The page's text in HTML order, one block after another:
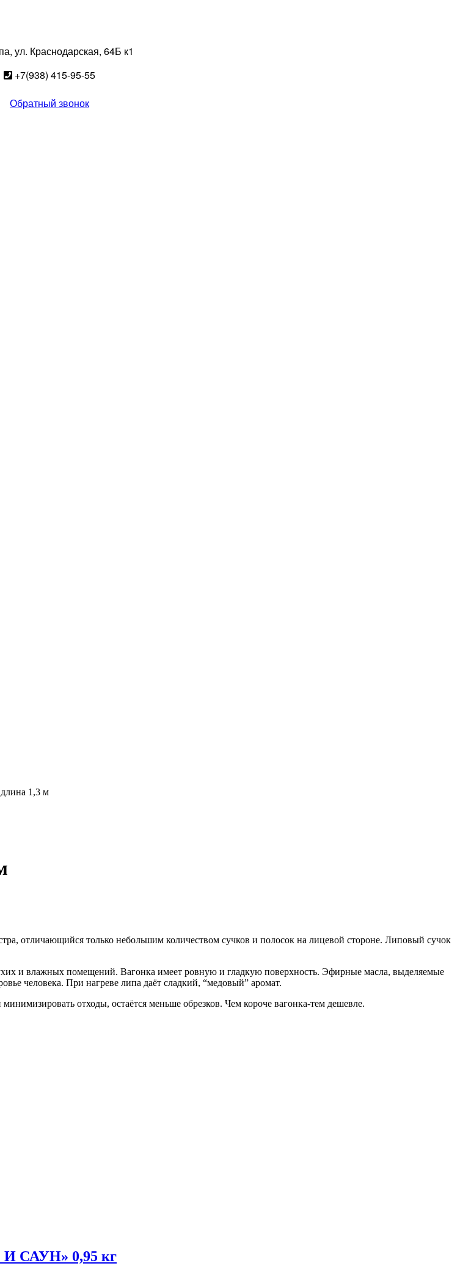
ул. Краснодарская, 64Б к1
+7(938) 415-95-55
Обратный звонок
1,3 м
отличающийся только небольшим количеством сучков и полосок на лицевой стороне. Липовый сучок
и влажных помещений. Вагонка имеет ровную и гладкую поверхность. Эфирные масла, выделяемые
человека. При нагреве липа даёт сладкий, “медовый” аромат.
отходы, остаётся меньше обрезков. Чем короче вагонка-тем дешевле.
САУН» 0,95 кг